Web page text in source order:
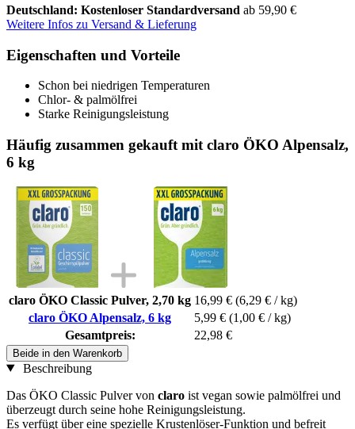
Deutschland: Kostenloser Standardversand ab 59,90 €
Weitere Infos zu Versand & Lieferung
Eigenschaften und Vorteile
Schon bei niedrigen Temperaturen
Chlor- & palmölfrei
Starke Reinigungsleistung
Häufig zusammen gekauft mit claro ÖKO Alpensalz,
6 kg
claro ÖKO Classic Pulver, 2,70 kg 16,99 € (6,29 € / kg)
claro ÖKO Alpensalz, 6 kg
5,99 € (1,00 € / kg)
Gesamtpreis:
22,98 €
Beide in den Warenkorb
Beschreibung
Das ÖKO Classic Pulver von claro ist vegan sowie palmölfrei und
überzeugt durch seine hohe Reinigungsleistung.
Es verfügt über eine spezielle Krustenlöser-Funktion und befreit